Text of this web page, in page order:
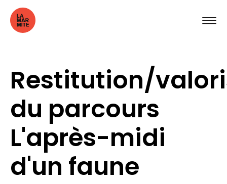
Restitution/
du parcours
L'après-midi
d'un faune